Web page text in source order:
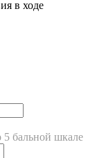
в ходе
бальной шкале